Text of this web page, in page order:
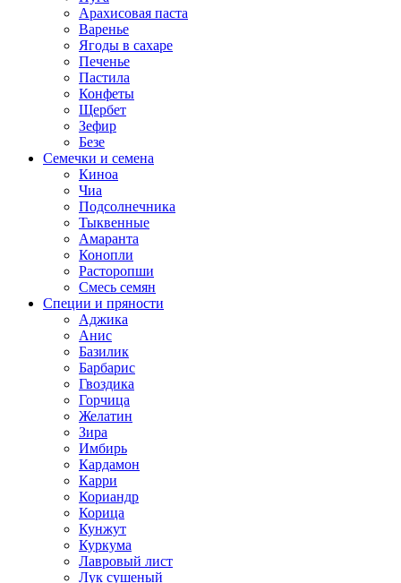
Арахисовая паста
Варенье
Ягоды в сахаре
Печенье
Пастила
Конфеты
Щербет
Зефир
Безе
Семечки и семена
Киноа
Чиа
Подсолнечника
Тыквенные
Амаранта
Конопли
Расторопши
Смесь семян
Специи и пряности
Аджика
Анис
Базилик
Барбарис
Гвоздика
Горчица
Желатин
Зира
Имбирь
Кардамон
Карри
Кориандр
Корица
Кунжут
Куркума
Лавровый лист
Лук сушеный